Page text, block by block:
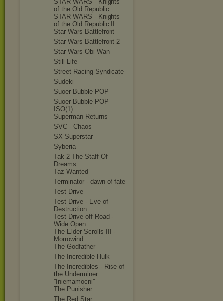
STAR WARS - Knights
of the Old Republic
STAR WARS - Knights
of the Old Republic II
Star Wars Battlefront
Star Wars Battlefront 2
Star Wars Obi Wan
Still Life
Street Racing Syndicate
Sudeki
Suoer Bubble POP
Suoer Bubble POP
ISO(1)
Superman Returns
SVC - Chaos
SX Superstar
Syberia
Tak 2 The Staff Of
Dreams
Taz Wanted
Terminator - dawn of fate
Test Drive
Test Drive - Eve of
Destruction
Test Drive off Road -
Wide Open
The Elder Scrolls III -
Morrowind
The Godfather
The Incredible Hulk
The Incredibles - Rise of
the Underminer
''Iniemamocni''
The Punisher
The Red Star